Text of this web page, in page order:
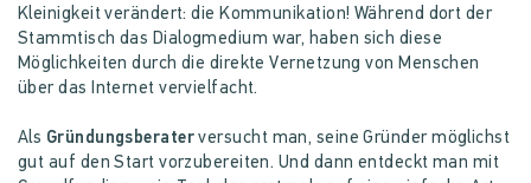
Kleinigkeit verändert: die Kommunikation! Während dort der
Stammtisch das Dialogmedium war, haben sich diese
Möglichkeiten durch die direkte Vernetzung von Menschen
über das Internet vervielfacht.
Als Gründungsberater versucht man, seine Gründer möglichst
gut auf den Start vorzubereiten. Und dann entdeckt man mit